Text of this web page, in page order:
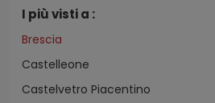
I più visti a :
Brescia
Castelleone
Castelvetro Piacentino